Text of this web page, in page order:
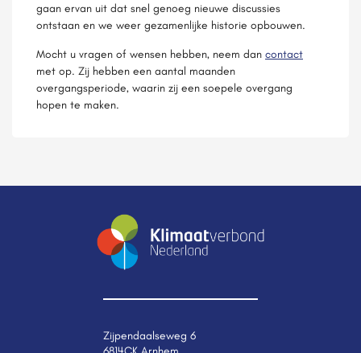
gaan ervan uit dat snel genoeg nieuwe discussies
ontstaan en we weer gezamenlijke historie opbouwen.
Mocht u vragen of wensen hebben, neem dan contact
met op. Zij hebben een aantal maanden
overgangsperiode, waarin zij een soepele overgang
hopen te maken.
Zijpendaalseweg 6